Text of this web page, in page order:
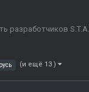
(и ещё 13 )